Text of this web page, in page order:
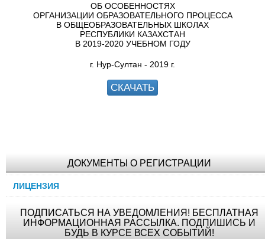
ОБ ОСОБЕННОСТЯХ
ОРГАНИЗАЦИИ ОБРАЗОВАТЕЛЬНОГО ПРОЦЕССА
В ОБЩЕОБРАЗОВАТЕЛЬНЫХ ШКОЛАХ
РЕСПУБЛИКИ КАЗАХСТАН
В 2019-2020 УЧЕБНОМ ГОДУ
г. Нур-Султан - 2019 г.
СКАЧАТЬ
ДОКУМЕНТЫ О РЕГИСТРАЦИИ
ЛИЦЕНЗИЯ
ПОДПИСАТЬСЯ НА УВЕДОМЛЕНИЯ! БЕСПЛАТНАЯ
ИНФОРМАЦИОННАЯ РАССЫЛКА. ПОДПИШИСЬ И
БУДЬ В КУРСЕ ВСЕХ СОБЫТИЙ!